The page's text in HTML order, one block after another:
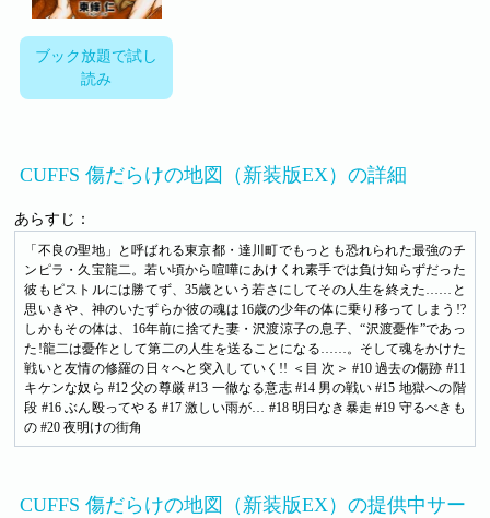
ブック放題で試し
読み
CUFFS 傷だらけの地図（新装版EX）の詳細
あらすじ：
「不良の聖地」と呼ばれる東京都・達川町でもっとも恐れられた最強のチ
ンピラ・久宝龍二。若い頃から喧嘩にあけくれ素手では負け知らずだった
彼もピストルには勝てず、35歳という若さにしてその人生を終えた……と
思いきや、神のいたずらか彼の魂は16歳の少年の体に乗り移ってしまう!?
しかもその体は、16年前に捨てた妻・沢渡涼子の息子、“沢渡憂作”であっ
た!龍二は憂作として第二の人生を送ることになる……。そして魂をかけた
戦いと友情の修羅の日々へと突入していく!! ＜目 次＞ #10 過去の傷跡 #11
キケンな奴ら #12 父の尊厳 #13 一徹なる意志 #14 男の戦い #15 地獄への階
段 #16 ぶん殴ってやる #17 激しい雨が… #18 明日なき暴走 #19 守るべきも
の #20 夜明けの街角
CUFFS 傷だらけの地図（新装版EX）の提供中サー